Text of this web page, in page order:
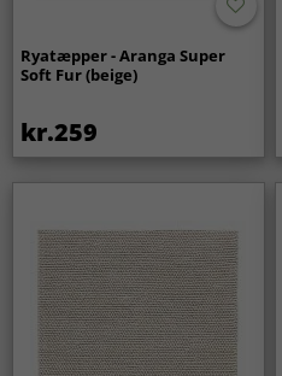
Ryatæpper - Aranga Super
Soft Fur (beige)
kr.259